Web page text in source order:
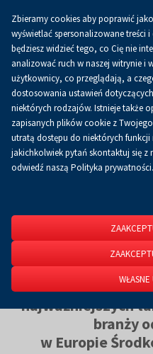
Przemysłowa
najważniejsze
w Europie
Weź udział wPrzemysłowej
realnie wyznaczają kierunki
wydarzenia, które łączy
Zarejestruj się
najważniejszych
branży
w Europie
Zbieramy cookies aby poprawić
wyświetlać spersonalizowane treści
będziesz widzieć tego, co Cię nie
analizować ruch w naszej witrynie i
użytkownicy, co przeglądają, a
dostosowania ustawień
niektórych rodzajów. Istnieje także
zapisanych plików cookie z
utratą dostępu do niektórych funkcji
jakichkolwiek pytań skontaktuj się z
odwiedź naszą Polityka prywatności.
WŁASNE